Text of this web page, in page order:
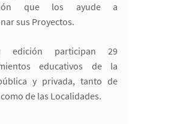
que los ayude a
sus Proyectos.
edición participan 29
educativos de la
y privada, tanto de
de las Localidades.